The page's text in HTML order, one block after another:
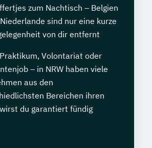
zum Nachtisch – Belgien
sind nur eine kurze
von dir entfernt
Volontariat oder
– in NRW haben viele
aus den
Bereichen ihren
du garantiert fündig